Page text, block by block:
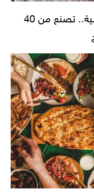
«البقلاوة» على الطريقة الأوروبية.. تصنع من 40